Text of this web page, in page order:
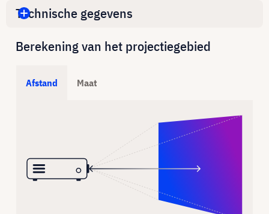
Technische gegevens
Berekening van het projectiegebied
Afstand Maat